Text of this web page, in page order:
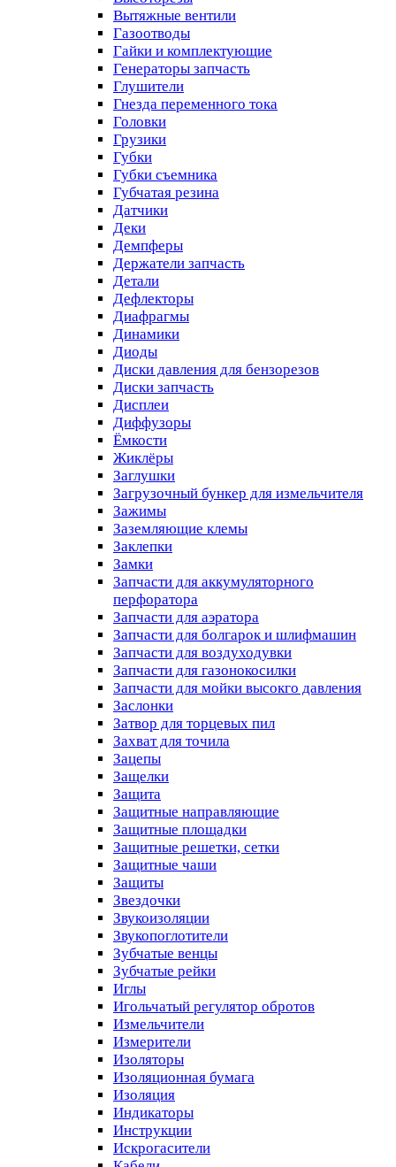
Вытяжные вентили
Газоотводы
Гайки и комплектующие
Генераторы запчасть
Глушители
Гнезда переменного тока
Головки
Грузики
Губки
Губки съемника
Губчатая резина
Датчики
Деки
Демпферы
Держатели запчасть
Детали
Дефлекторы
Диафрагмы
Динамики
Диоды
Диски давления для бензорезов
Диски запчасть
Дисплеи
Диффузоры
Ёмкости
Жиклёры
Заглушки
Загрузочный бункер для измельчителя
Зажимы
Заземляющие клемы
Заклепки
Замки
Запчасти для аккумуляторного
перфоратора
Запчасти для аэратора
Запчасти для болгарок и шлифмашин
Запчасти для воздуходувки
Запчасти для газонокосилки
Запчасти для мойки высокго давления
Заслонки
Затвор для торцевых пил
Захват для точила
Зацепы
Защелки
Защита
Защитные направляющие
Защитные площадки
Защитные решетки, сетки
Защитные чаши
Защиты
Звездочки
Звукоизоляции
Звукопоглотители
Зубчатые венцы
Зубчатые рейки
Иглы
Игольчатый регулятор обротов
Измельчители
Измерители
Изоляторы
Изоляционная бумага
Изоляция
Индикаторы
Инструкции
Искрогасители